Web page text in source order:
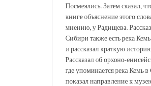
Посмеялись. Затем сказал,
книге объяснение этого
мнению, у Радищева.
Сибири также есть река
и рассказал краткую
Рассказал об орхоно-
где упоминается река Кемь
показал направление к